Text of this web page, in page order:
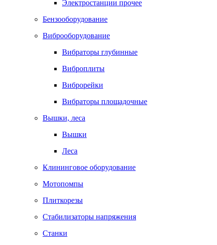
Электростанции прочее
Бензооборудование
Виброоборудование
Вибраторы глубинные
Виброплиты
Виброрейки
Вибраторы площадочные
Вышки, леса
Вышки
Леса
Клининговое оборудование
Мотопомпы
Плиткорезы
Стабилизаторы напряжения
Станки